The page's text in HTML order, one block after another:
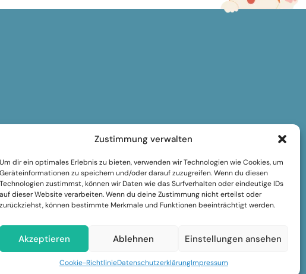
Zustimmung verwalten
Um dir ein optimales Erlebnis zu bieten, verwenden wir Technologien wie Cookies, um
Geräteinformationen zu speichern und/oder darauf zuzugreifen. Wenn du diesen
Technologien zustimmst, können wir Daten wie das Surfverhalten oder eindeutige IDs
auf dieser Website verarbeiten. Wenn du deine Zustimmung nicht erteilst oder
zurückziehst, können bestimmte Merkmale und Funktionen beeinträchtigt werden.
Akzeptieren Ablehnen Einstellungen ansehen
Cookie-RichtlinieDatenschutzerklärungImpressum